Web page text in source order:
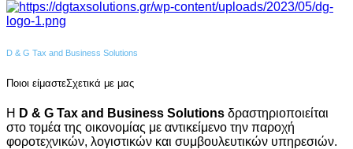
D & G Tax and Business Solutions
Ποιοι είμαστεΣχετικά με μας
Η D & G Tax and Business Solutions δραστηριοποιείται
στο τομέα της οικονομίας με αντικείμενο την παροχή
φοροτεχνικών, λογιστικών και συμβουλευτικών υπηρεσιών.